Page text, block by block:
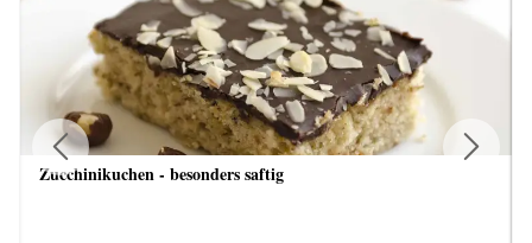
Zucchinikuchen - besonders saftig
Previous